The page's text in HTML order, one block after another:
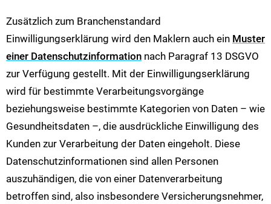
Zusätzlich zum Branchenstandard
Einwilligungserklärung wird den Maklern auch ein Muster
einer Datenschutzinformation nach Paragraf 13 DSGVO
zur Verfügung gestellt. Mit der Einwilligungserklärung
wird für bestimmte Verarbeitungsvorgänge
beziehungsweise bestimmte Kategorien von Daten – wie
Gesundheitsdaten –, die ausdrückliche Einwilligung des
Kunden zur Verarbeitung der Daten eingeholt. Diese
Datenschutzinformationen sind allen Personen
auszuhändigen, die von einer Datenverarbeitung
betroffen sind, also insbesondere Versicherungsnehmer,